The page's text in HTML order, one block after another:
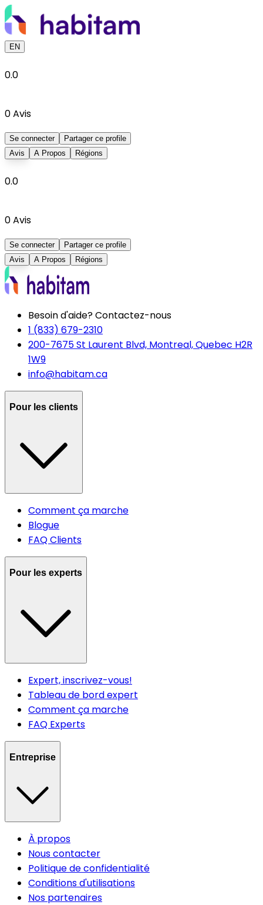
EN
0.0
0Avis
Se connecter
Partager ce profile
Avis
A Propos Régions
0.0
0Avis
Se connecter
Partager ce profile
Avis
A Propos Régions
Besoin d'aide? Contactez-nous
1 (833) 679-2310
200-7675 St Laurent Blvd, Montreal, Quebec H2R
1W9
info@habitam.ca
Pour les clients
Comment ça marche
Blogue
FAQ Clients
Pour les experts
Expert, inscrivez-vous!
Tableau de bord expert
Comment ça marche
FAQ Experts
Entreprise
À propos
Nous contacter
Politique de confidentialité
Conditions d'utilisations
Nos partenaires